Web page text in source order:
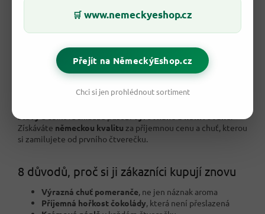
🛒 www.nemeckyeshop.cz
Přejít na NěmeckýEshop.cz
Chci si jen prohlédnout sortiment
Co dostanete navíc oproti běžné čokoládě
z regálu?
a tenkou vrstvu náplně. Tady je to jinak —
šťávy
Získáváte německou kvalitu za příjemnou cenu a chuť, kterou
si zamilujete od prvního čtverečku.
8 důvodů, proč si ji zákazníci kupují znovu
Výrazná chuť pomeranče, ne jen náznak aroma
Příjemná hořkost čokolády, která není přeslazená